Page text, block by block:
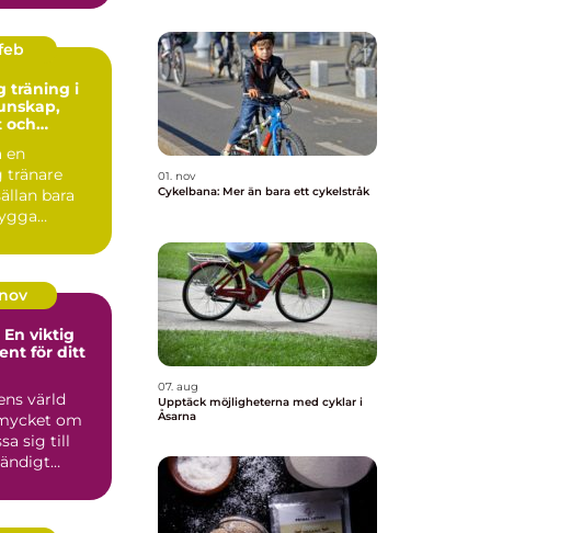
träning i
och
en
tränare
bara
En viktig
för ditt
värld
om
sig till
01. nov
Cykelbana: Mer än bara ett cykelstråk
07. aug
Upptäck möjligheterna med cyklar i
Åsarna